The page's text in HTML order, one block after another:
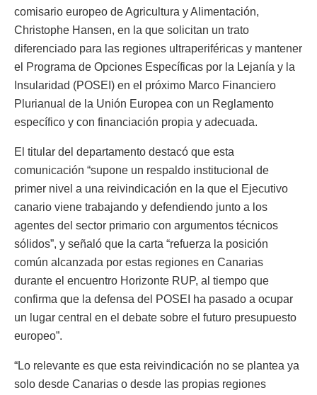
comisario europeo de Agricultura y Alimentación,
Christophe Hansen, en la que solicitan un trato
diferenciado para las regiones ultraperiféricas y mantener
el Programa de Opciones Específicas por la Lejanía y la
Insularidad (POSEI) en el próximo Marco Financiero
Plurianual de la Unión Europea con un Reglamento
específico y con financiación propia y adecuada.
El titular del departamento destacó que esta
comunicación “supone un respaldo institucional de
primer nivel a una reivindicación en la que el Ejecutivo
canario viene trabajando y defendiendo junto a los
agentes del sector primario con argumentos técnicos
sólidos”, y señaló que la carta “refuerza la posición
común alcanzada por estas regiones en Canarias
durante el encuentro Horizonte RUP, al tiempo que
confirma que la defensa del POSEI ha pasado a ocupar
un lugar central en el debate sobre el futuro presupuesto
europeo”.
“Lo relevante es que esta reivindicación no se plantea ya
solo desde Canarias o desde las propias regiones